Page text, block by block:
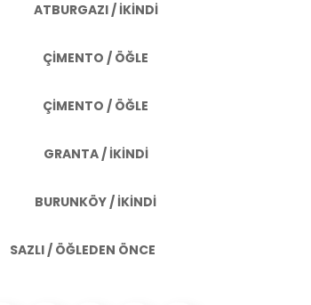
ATBURGAZI / İKİNDİ
ÇİMENTO / ÖĞLE
ÇİMENTO / ÖĞLE
GRANTA / İKİNDİ
BURUNKÖY / İKİNDİ
SAZLI / ÖĞLEDEN ÖNCE